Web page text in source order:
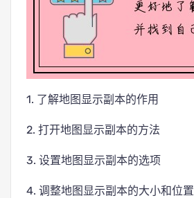
1. 了解地图显示副本的作用
2. 打开地图显示副本的方法
3. 设置地图显示副本的选项
4. 调整地图显示副本的大小和位置